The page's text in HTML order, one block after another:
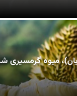
میوه گرمسیری